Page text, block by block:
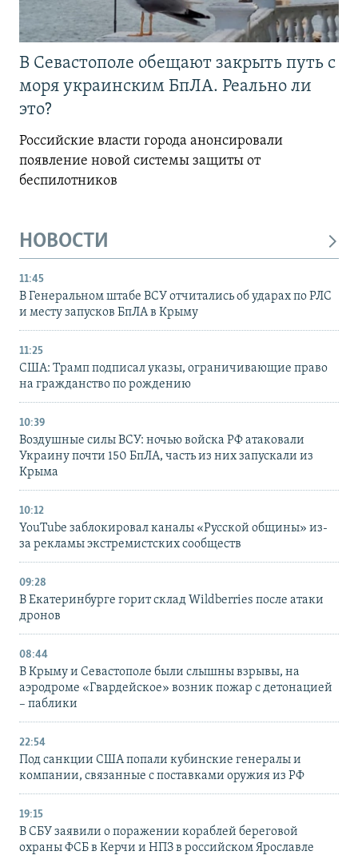
В Севастополе обещают закрыть путь с
моря украинским БпЛА. Реально ли
это?
Российские власти города анонсировали
появление новой системы защиты от
беспилотников
НОВОСТИ
11:45
В Генеральном штабе ВСУ отчитались об ударах по РЛС
и месту запусков БпЛА в Крыму
11:25
США: Трамп подписал указы, ограничивающие право
на гражданство по рождению
10:39
Воздушные силы ВСУ: ночью войска РФ атаковали
Украину почти 150 БпЛА, часть из них запускали из
Крыма
10:12
YouTube заблокировал каналы «Русской общины» из-
за рекламы экстремистских сообществ
09:28
В Екатеринбурге горит склад Wildberries после атаки
дронов
08:44
В Крыму и Севастополе были слышны взрывы, на
аэродроме «Гвардейское» возник пожар с детонацией
– паблики
22:54
Под санкции США попали кубинские генералы и
компании, связанные с поставками оружия из РФ
19:15
В СБУ заявили о поражении кораблей береговой
охраны ФСБ в Керчи и НПЗ в российском Ярославле